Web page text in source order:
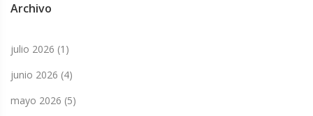
Archivo
julio 2026 (1)
junio 2026 (4)
mayo 2026 (5)